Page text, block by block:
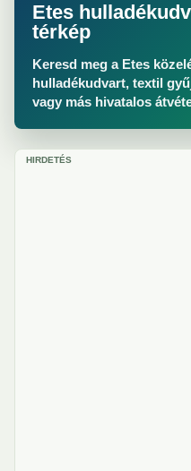
Etes
térkép
Keresd meg a Etes
hulladékudvart, textil
vagy más hivatalos
HIRDETÉS